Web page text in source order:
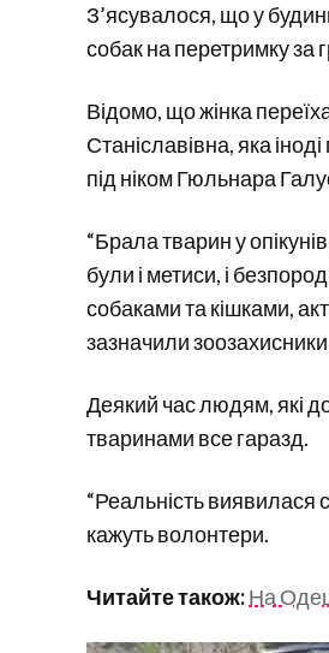
З’ясувалося, що у
собак на перетримку за
Відомо, що жінка
Станіславівна, яка
під ніком Гюльнара
“Брала тварин у
були і метиси, і
собаками та кішками,
зазначили
Деякий час людям, які
тваринами все гаразд.
“Реальність виявилася
кажуть волонтери.
Читайте також:На